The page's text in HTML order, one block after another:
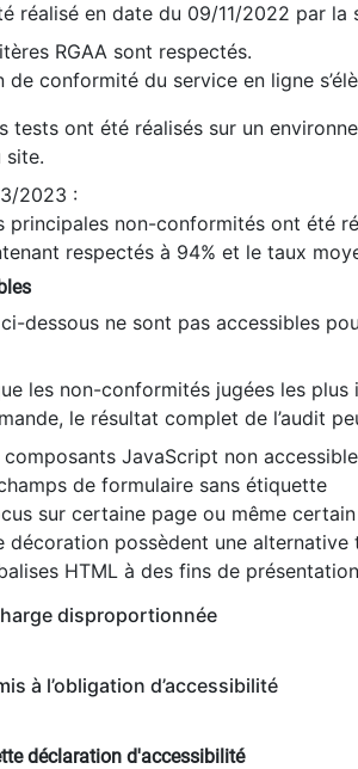
réalisé en date du 09/11/2022 par
RGAA sont respectés.
de conformité du service en ligne
tests ont été réalisés sur un
site.
2023 :
principales non-conformités ont été
respectés à 94% et le taux
dessous ne sont pas accessibles
les non-conformités jugées les
le résultat complet de l’audit
composants JavaScript non
de formulaire sans étiquette
sur certaine page ou même
décoration possèdent une alternative
HTML à des fins de
disproportionnée
à l’obligation d’accessibilité
déclaration d'accessibilité